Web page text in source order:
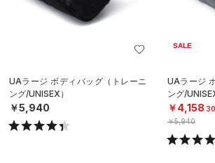
UAラージ ボディバッグ（トレーニ
ング/UNISEX）
￥5,940
SALE
UAラージ
ング/
￥4,158
￥5,940